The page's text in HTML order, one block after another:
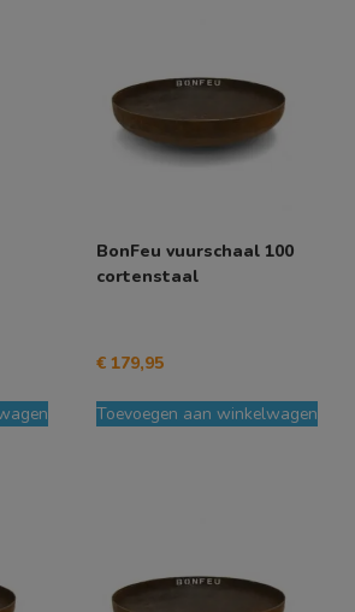
BonFeu vuurschaal 100
cortenstaal
€179,95
Toevoegen aan winkelwagen